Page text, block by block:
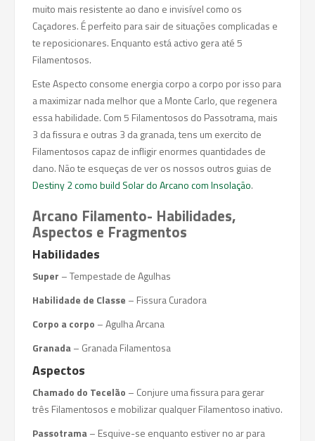
muito mais resistente ao dano e invisível como os
Caçadores. É perfeito para sair de situações complicadas e
te reposicionares. Enquanto está activo gera até 5
Filamentosos.
Este Aspecto consome energia corpo a corpo por isso para
a maximizar nada melhor que a Monte Carlo, que regenera
essa habilidade. Com 5 Filamentosos do Passotrama, mais
3 da fissura e outras 3 da granada, tens um exercito de
Filamentosos capaz de infligir enormes quantidades de
dano. Não te esqueças de ver os nossos outros guias de
Destiny 2 como build Solar do Arcano com Insolação.
Arcano Filamento- Habilidades,
Aspectos e Fragmentos
Habilidades
Super – Tempestade de Agulhas
Habilidade de Classe – Fissura Curadora
Corpo a corpo – Agulha Arcana
Granada– Granada Filamentosa
Aspectos
Chamado do Tecelão – Conjure uma fissura para gerar
três Filamentosos e mobilizar qualquer Filamentoso inativo.
Passotrama– Esquive-se enquanto estiver no ar para